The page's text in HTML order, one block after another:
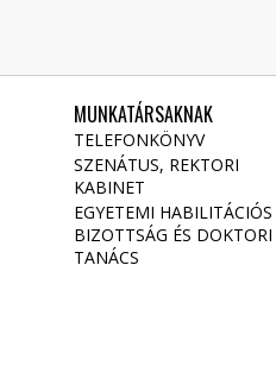
MUNKATÁRSAKNAK
TELEFONKÖNYV
SZENÁTUS, REKTORI
KABINET
EGYETEMI HABILITÁCIÓS
BIZOTTSÁG ÉS DOKTORI
TANÁCS